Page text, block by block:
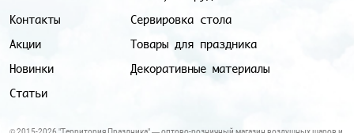
Контакты
Акции
Новинки
Статьи
Сервировка стола
Товары для праздника
Декоративные материалы